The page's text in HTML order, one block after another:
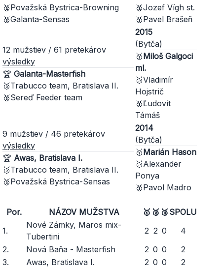
🥈Považská Bystrica-Browning
🥉Galanta-Sensas
🥈Jozef Vígh st.
🥉Pavel Brašeň
12 mužstiev / 61 pretekárov
výsledky
🏆 Galanta-Masterfish
🥈Trabucco team, Bratislava II.
🥉Sereď Feeder team
2015
(Bytča)
🥇Miloš Galgoci
ml.
🥈Vladimír
Hojstrič
🥉Ľudovít
Támáš
9 mužstiev / 46 pretekárov
výsledky
🏆 Awas, Bratislava I.
🥈Trabucco team, Bratislava II.
🥉Považská Bystrica-Sensas
2014
(Bytča)
🥇Marián Hason
🥈Alexander
Ponya
🥉Pavol Madro
Por. NÁZOV MUŽSTVA 🥇 🥈 🥉 SPOLU
1.
Nové Zámky, Maros mix-
Tubertini
2 2 0
4
2.
Nová Baňa - Masterfish 2 0 0
2
3.
Awas, Bratislava I. 2 0 0
2